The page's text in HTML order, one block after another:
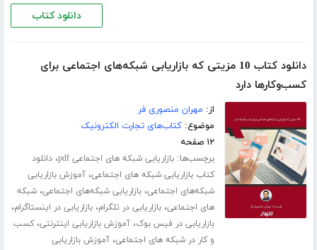
دانلود کتاب
دانلود کتاب 10 مزیتی که بازاریابی شبکه‌های اجتماعی برای
کسب‌و‌کارها دارد
از: مهران منصوری فر
موضوع:کتاب‌های تجارت الکترونیک
۱۲ صفحه
برچسب‌ها:بازاریابی شبکه های اجتماعی pdf ،دانلود
کتاب بازاریابی شبکه های اجتماعی،آموزش بازاریابی
شبکه‌های اجتماعی،بازاریابی شبکه‌های اجتماعی،شبکه
های اجتماعی،بازاریابی در تلگرام،بازاریابی در اینستاگرام،
بازاریابی در فیس بوک،آموزش بازاریابی اینترنتی،کسب
و کار در شبکه های اجتماعی،آموزش بازاریابی